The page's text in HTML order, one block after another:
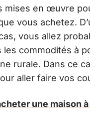
mises en œuvre
vous achetez.
vous allez
commodités à
rurale. Dans ce
aller faire vos
une maison